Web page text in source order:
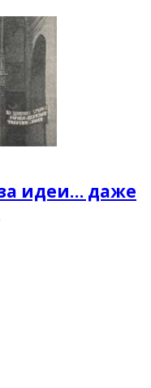
идеи… даже